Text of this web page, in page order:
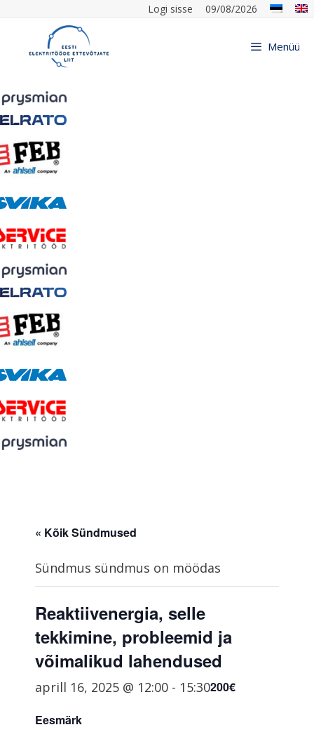
Logi sisse 09/08/2026
Menüü
« Kõik Sündmused
Sündmus sündmus on möödas
Reaktiivenergia, selle
tekkimine, probleemid ja
võimalikud lahendused
aprill 16, 2025 @ 12:00 - 15:30200€
Eesmärk